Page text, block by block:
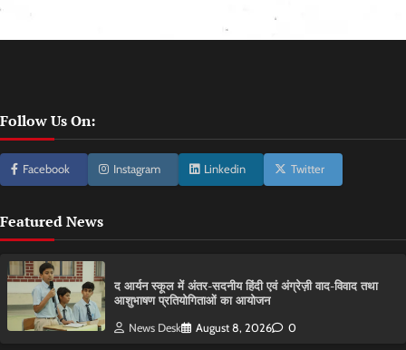
Follow Us On:
Facebook Instagram Linkedin Twitter
Featured News
द आर्यन स्कूल में अंतर-सदनीय हिंदी एवं अंग्रेज़ी वाद-विवाद तथा
आशुभाषण प्रतियोगिताओं का आयोजन
News Desk August 8, 2026 0